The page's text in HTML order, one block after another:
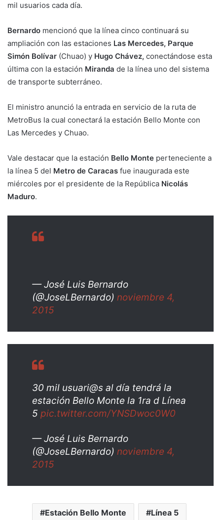
mil usuarios cada día.
Bernardo mencionó que la línea cinco continuará su
ampliación con las estaciones Las Mercedes, Parque
Simón Bolívar (Chuao) y Hugo Chávez, conectándose esta
última con la estación Miranda de la línea uno del sistema
de transporte subterráneo.
El ministro anunció la entrada en servicio de la ruta de
MetroBus la cual conectará la estación Bello Monte con
Las Mercedes y Chuao.
Vale destacar que la estación Bello Monte perteneciente a
la línea 5 del Metro de Caracas fue inaugurada este
miércoles por el presidente de la República Nicolás
Maduro.
— José Luis Bernardo
(@JoseLBernardo) noviembre 4,
2015
30 mil usuari@s al día tendrá la
estación Bello Monte la 1ra d Línea
5 pic.twitter.com/YNSDwoc0W0
— José Luis Bernardo
(@JoseLBernardo) noviembre 4,
2015
Estación Bello Monte Línea 5